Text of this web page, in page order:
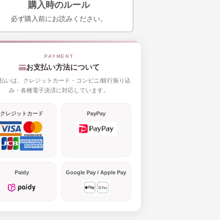
購入時のルール
必ず購入前にお読みください。
お支払い方法について
いは、クレジットカード・コンビニ/銀行振り込
み・各種電子決済に対応しています。
クレジットカード PayPay
Paidy Google Pay / Apple Pay